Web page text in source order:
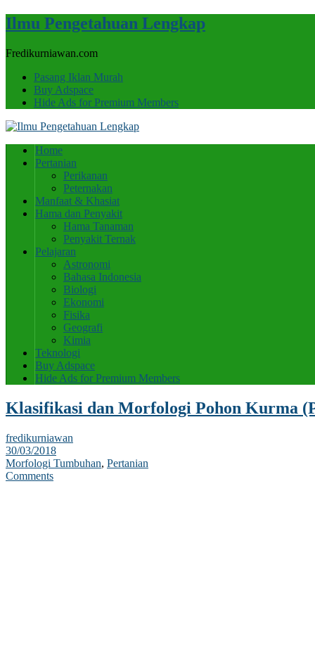
Ilmu Pengetahuan Lengkap
Fredikurniawan.com
Pasang Iklan Murah
Buy Adspace
Hide Ads for Premium Members
Home
Pertanian
Perikanan
Peternakan
Manfaat & Khasiat
Hama dan Penyakit
Hama Tanaman
Penyakit Ternak
Pelajaran
Astronomi
Bahasa Indonesia
Biologi
Ekonomi
Fisika
Geografi
Kimia
Teknologi
Buy Adspace
Hide Ads for Premium Members
Klasifikasi dan Morfologi Pohon Kurma
fredikurniawan
30/03/2018
Morfologi Tumbuhan, Pertanian
Comments